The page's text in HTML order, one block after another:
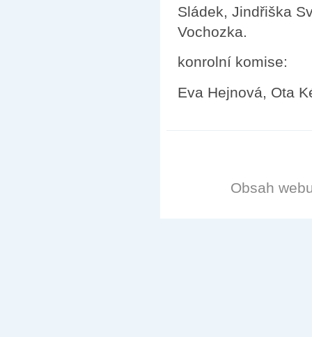
Sládek, Jindřiška
Vochozka.
konrolní komise:
Eva Hejnová, Ota
Obsah